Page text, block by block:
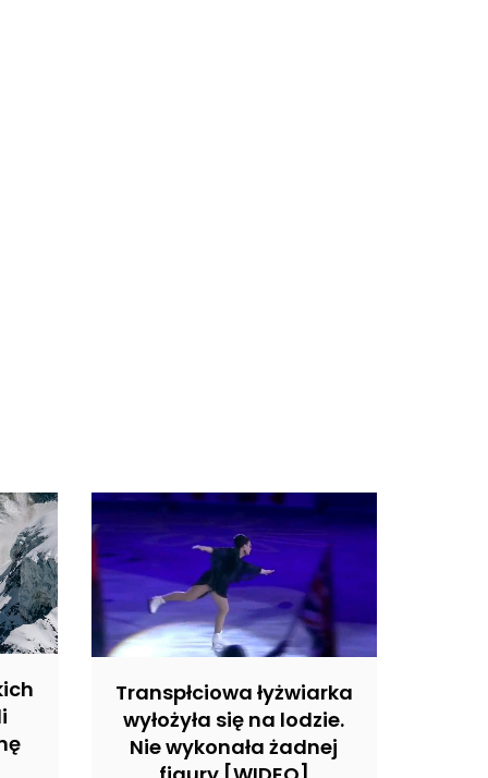
Transpłciowa łyżwiarka
wyłożyła się na lodzie.
Nie wykonała żadnej